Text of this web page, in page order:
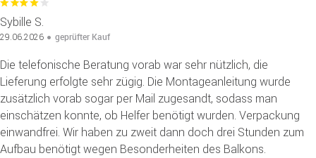
Sybille S.
29.06.2026 geprüfter Kauf
Die telefonische Beratung vorab war sehr nützlich, die
Lieferung erfolgte sehr zügig. Die Montageanleitung wurde
zusätzlich vorab sogar per Mail zugesandt, sodass man
einschätzen konnte, ob Helfer benötigt wurden. Verpackung
einwandfrei. Wir haben zu zweit dann doch drei Stunden zum
Aufbau benötigt wegen Besonderheiten des Balkons.